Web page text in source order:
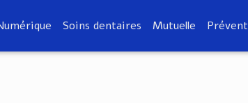
Soins dentaires Mutuelle